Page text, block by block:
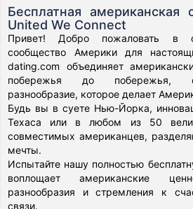
Бесплатная американская
United We Connect
Привет! Добро пожаловать в
сообщество Америки для
dating.com объединяет
побережья до побережья,
разнообразие, которое делает
Будь вы в суете Нью-Йорка,
Техаса или в любом из 50
совместимых американцев,
мечты.
Испытайте нашу полностью
воплощает американские
разнообразия и стремления к
связи.